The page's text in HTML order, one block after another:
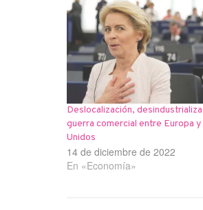
Deslocalización,
guerra comercial entre Europa
Unidos
14 de diciembre de 2022
En «Economía»